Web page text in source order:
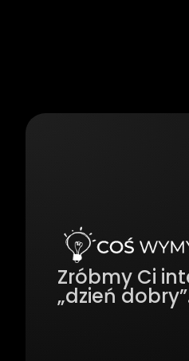
Zróbmy Ci
„dzień